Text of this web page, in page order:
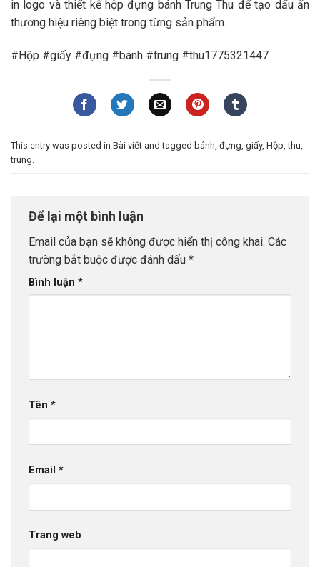
in logo và thiết kế hộp đựng bánh Trung Thu để tạo dấu ấn
thương hiệu riêng biệt trong từng sản phẩm.
#Hộp #giấy #đựng #bánh #trung #thu1775321447
This entry was posted in Bài viết and tagged bánh đựng giấy, Hộp ,thu
trung
Để lại một bình luận
Email của bạn sẽ không được hiển thị công khai. Các
trường bắt buộc được đánh dấu *
Bình luận *
Tên *
Email *
Trang web